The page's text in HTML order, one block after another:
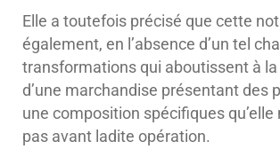
Elle a toutefois précisé que cette
également, en l’absence d’un tel
transformations qui aboutissent à
d’une marchandise présentant des
une composition spécifiques
pas avant ladite opération.